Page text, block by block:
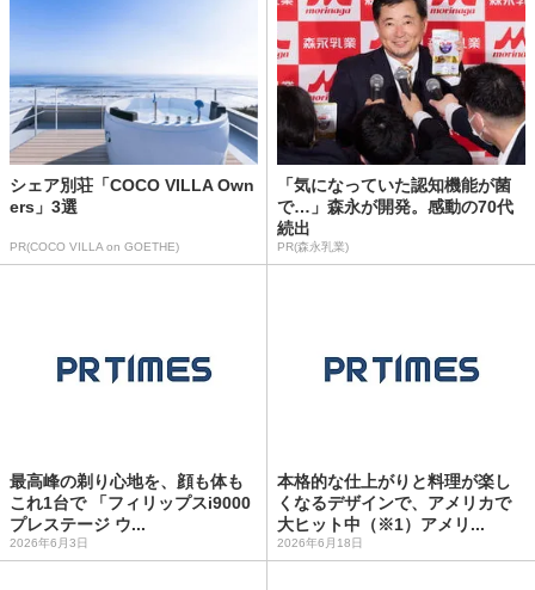
シェア別荘「COCO VILLA Own
ers」3選
PR(COCO VILLA on GOETHE)
「気になっていた認知機能が菌
で…」森永が開発。感動の70代
続出
PR(森永乳業)
最高峰の剃り心地を、顔も体も
これ1台で 「フィリップスi9000
プレステージ ウ...
2026年6月3日
本格的な仕上がりと料理が楽し
くなるデザインで、アメリカで
大ヒット中（※1）アメリ...
2026年6月18日